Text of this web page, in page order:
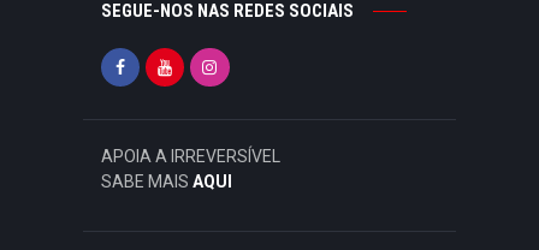
SEGUE-NOS NAS REDES SOCIAIS
APOIA A IRREVERSÍVEL
SABE MAIS AQUI